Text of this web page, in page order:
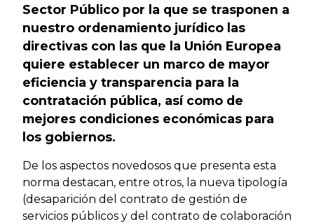
Sector Público por la que se trasponen a
nuestro ordenamiento jurídico las
directivas con las que la Unión Europea
quiere establecer un marco de mayor
eficiencia y transparencia para la
contratación pública, así como de
mejores condiciones económicas para
los gobiernos.
De los aspectos novedosos que presenta esta
norma destacan, entre otros, la nueva tipología
(desaparición del contrato de gestión de
servicios públicos y del contrato de colaboración